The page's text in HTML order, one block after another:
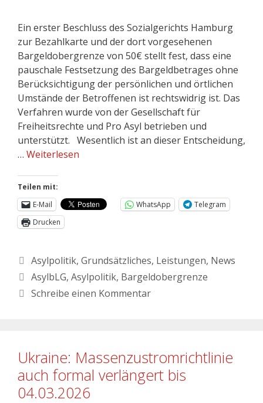
Ein erster Beschluss des Sozialgerichts Hamburg
zur Bezahlkarte und der dort vorgesehenen
Bargeldobergrenze von 50€ stellt fest, dass eine
pauschale Festsetzung des Bargeldbetrages ohne
Berücksichtigung der persönlichen und örtlichen
Umstände der Betroffenen ist rechtswidrig ist. Das
Verfahren wurde von der Gesellschaft für
Freiheitsrechte und Pro Asyl betrieben und
unterstützt. Wesentlich ist an dieser Entscheidung,
… Weiterlesen
Teilen mit:
E-Mail
WhatsApp
Telegram
Drucken
Asylpolitik, Grundsätzliches, Leistungen, News
AsylbLG, Asylpolitik, Bargeldobergrenze
Schreibe einen Kommentar
Ukraine: Massenzustromrichtlinie
auch formal verlängert bis
04.03.2026